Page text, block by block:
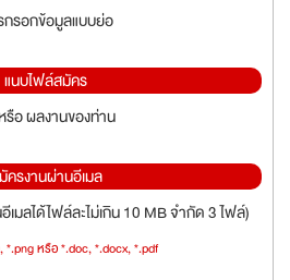
กรอกข้อมูลแบบย่อ
แนบไฟล์สมัคร
รือ ผลงานของท่าน
ครงานผ่านอีเมล
มลได้ไฟล์ละไม่เกิน 10 MB จำกัด 3 ไฟล์)
*.png หรือ *.doc, *.docx, *.pdf